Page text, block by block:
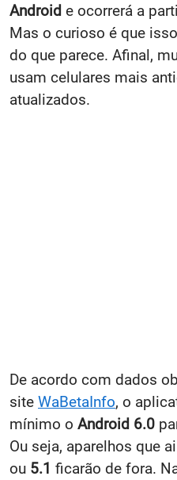
Android e ocorrerá a
Mas o curioso é que
do que parece. Afinal,
usam celulares mais
atualizados.
De acordo com dados
site WaBetaInfo, o
mínimo o Android 6.0
Ou seja, aparelhos que
ou 5.1 ficarão de fora.